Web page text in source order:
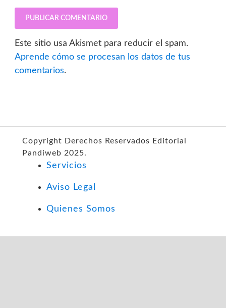
Este sitio usa Akismet para reducir el spam.
Aprende cómo se procesan los datos de tus
comentarios.
Copyright Derechos Reservados Editorial
Pandiweb 2025.
Servicios
Aviso Legal
Quienes Somos